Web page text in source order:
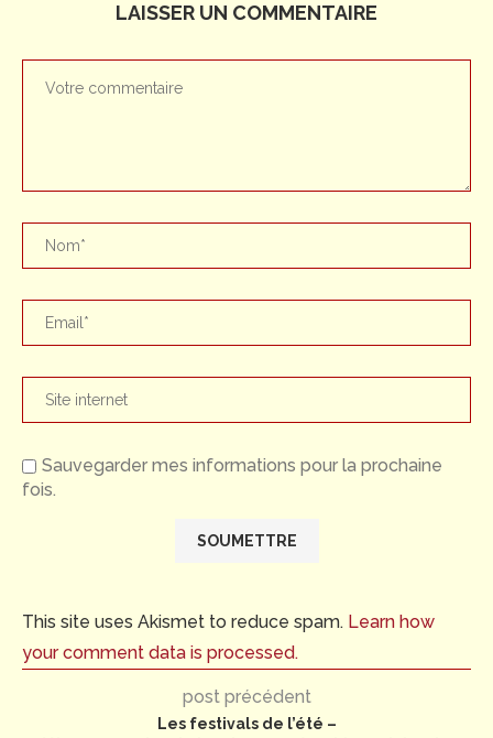
LAISSER UN COMMENTAIRE
Sauvegarder mes informations pour la prochaine
fois.
This site uses Akismet to reduce spam. Learn how
your comment data is processed.
post précédent
Les festivals de l’été –